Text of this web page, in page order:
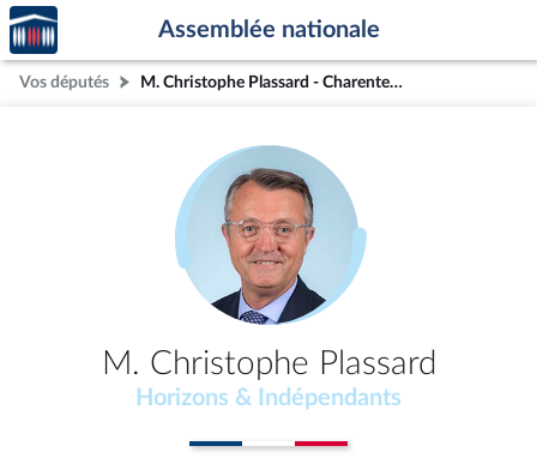
Aller au contenu
Aller en bas de la page
Accèder
à la
page
d'accueil
Assemblée nationale
Vos députés M. Christophe Plassard - Charente-Maritime (5e circonscription)
M. Christophe Plassard
Horizons & Indépendants